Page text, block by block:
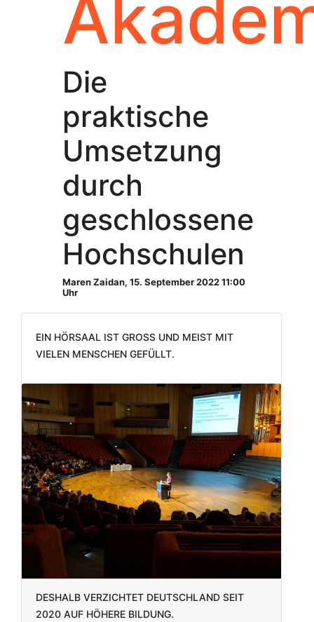
Die
praktische
Umsetzung
durch
geschlossene
Hochschulen
Maren Zaidan, 15. September 2022 11:00
Uhr
Ein Hörsaal ist groß und meist mit
vielen Menschen gefüllt.
Deshalb verzichtet Deutschland seit
2020 auf höhere Bildung.